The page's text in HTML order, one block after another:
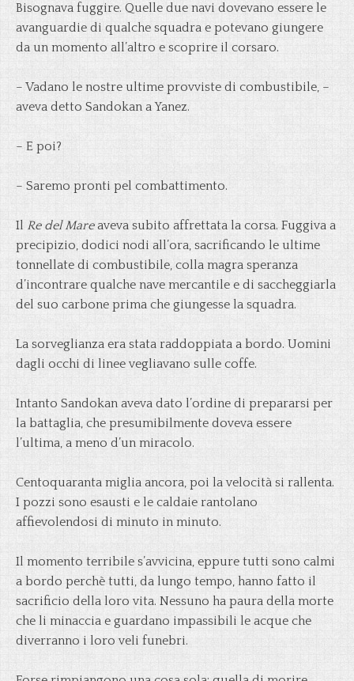
Bisognava fuggire. Quelle due navi dovevano essere le
avanguardie di qualche squadra e potevano giungere
da un momento all’altro e scoprire il corsaro.
– Vadano le nostre ultime provviste di combustibile, –
aveva detto Sandokan a Yanez.
– E poi?
– Saremo pronti pel combattimento.
Il Re del Mareaveva subito affrettata la corsa. Fuggiva a
precipizio, dodici nodi all’ora, sacrificando le ultime
tonnellate di combustibile, colla magra speranza
d’incontrare qualche nave mercantile e di saccheggiarla
del suo carbone prima che giungesse la squadra.
La sorveglianza era stata raddoppiata a bordo. Uomini
dagli occhi di linee vegliavano sulle coffe.
Intanto Sandokan aveva dato l’ordine di prepararsi per
la battaglia, che presumibilmente doveva essere
l’ultima, a meno d’un miracolo.
Centoquaranta miglia ancora, poi la velocità si rallenta.
I pozzi sono esausti e le caldaie rantolano
affievolendosi di minuto in minuto.
Il momento terribile s’avvicina, eppure tutti sono calmi
a bordo perchè tutti, da lungo tempo, hanno fatto il
sacrificio della loro vita. Nessuno ha paura della morte
che li minaccia e guardano impassibili le acque che
diverranno i loro veli funebri.